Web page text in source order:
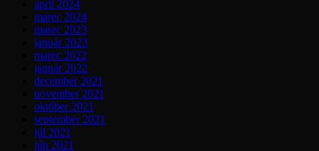
apríl 2024
marec 2024
marec 2023
január 2023
marec 2022
január 2022
december 2021
november 2021
október 2021
september 2021
júl 2021
jún 2021